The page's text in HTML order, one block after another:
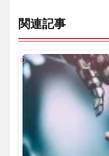
関連記事